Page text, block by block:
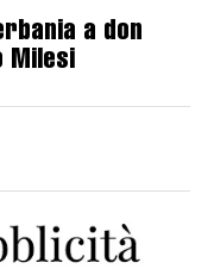
a don
Milesi